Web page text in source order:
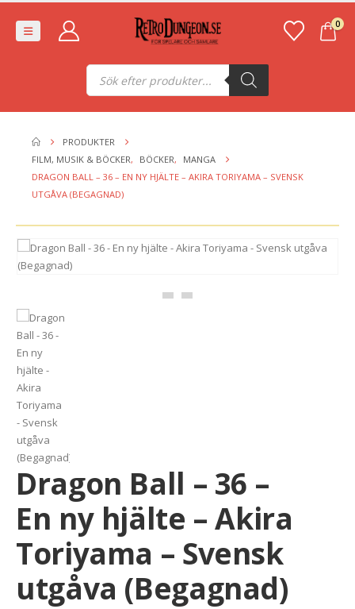
0
Produktsökning
PRODUKTER
FILM, MUSIK & BÖCKER, BÖCKER,
MANGA
DRAGON BALL – 36 – EN NY HJÄLTE – AKIRA TORIYAMA – SVENSK
UTGÅVA (BEGAGNAD)
Dragon Ball – 36 –
En ny hjälte – Akira
Toriyama – Svensk
utgåva (Begagnad)